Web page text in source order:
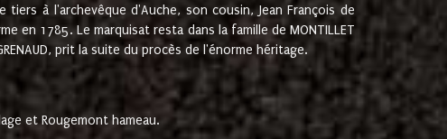
à l'archevêque d'Auche, son cousin, Jean François de
en 1785. Le marquisat resta dans la famille de MONTILLET
prit la suite du procès de l'énorme héritage.
et Rougemont hameau.